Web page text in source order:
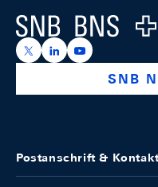
Logo
https://x.com/snb_bns
https://https://
SNB
Postanschrift &